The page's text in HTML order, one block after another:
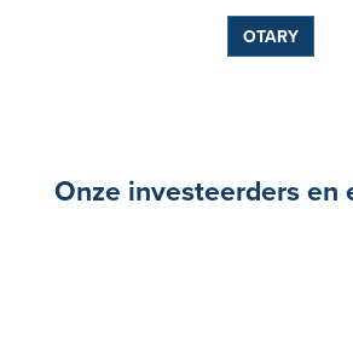
OTARY
Onze investeerders en